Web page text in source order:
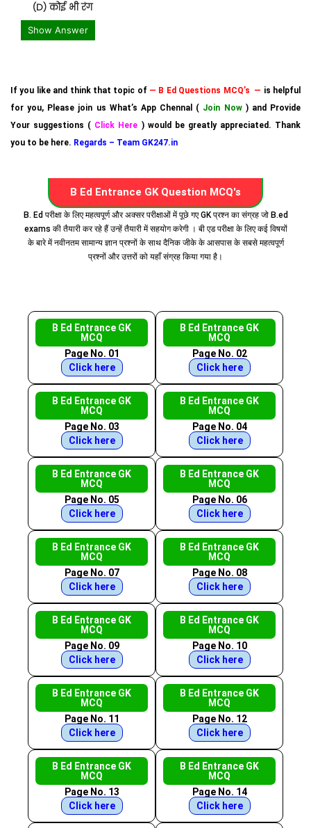
(D) कोई भी रंग
Show Answer
If you like and think that topic of — B Ed Questions MCQ’s — is helpful
for you, Please join us What’s App Chennal ( Join Now) and Provide
Your suggestions ( Click Here ) would be greatly appreciated. Thank
you to be here. Regards – Team GK247.in
B Ed Entrance GK Question MCQ's
B. Ed परीक्षा के लिए महत्वपूर्ण और अक्सर परीक्षाओं में पूछे गए GK प्रश्न का संग्रह जो B.ed
exams की तैयारी कर रहे हैं उन्हें तैयारी में सहयोग करेगी । बी एड परीक्षा के लिए कई विषयों
के बारे में नवीनतम सामान्य ज्ञान प्रश्नों के साथ दैनिक जीके के आसपास के सबसे महत्वपूर्ण
प्रश्नों और उत्तरों को यहाँ संग्रह किया गया है।
B Ed Entrance GK
MCQ
Page No. 01
Click here
B Ed Entrance GK
MCQ
Page No. 02
Click here
B Ed Entrance GK
MCQ
Page No. 03
Click here
B Ed Entrance GK
MCQ
Page No. 04
Click here
B Ed Entrance GK
MCQ
Page No. 05
Click here
B Ed Entrance GK
MCQ
Page No. 06
Click here
B Ed Entrance GK
MCQ
Page No. 07
Click here
B Ed Entrance GK
MCQ
Page No. 08
Click here
B Ed Entrance GK
MCQ
Page No. 09
Click here
B Ed Entrance GK
MCQ
Page No. 10
Click here
B Ed Entrance GK
MCQ
Page No. 11
Click here
B Ed Entrance GK
MCQ
Page No. 12
Click here
B Ed Entrance GK
MCQ
Page No. 13
Click here
B Ed Entrance GK
MCQ
Page No. 14
Click here